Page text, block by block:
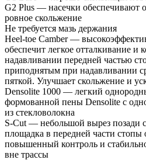
G2 Plus — насечки обеспечивают
ровное скольжение
Не требуется мазь держания
Heel-toe Camber —
обеспечит легкое отталкивание и
надавливании передней частью
приподнятым при надавливании
пяткой. Улучшает скольжение и
Densolite 1000 — легкий
формованной пены Densolite с
из стекловолокна
S-Cut — небольшой вырез позади
площадка в передней части стопы
повышенный контроль и
вне трассы